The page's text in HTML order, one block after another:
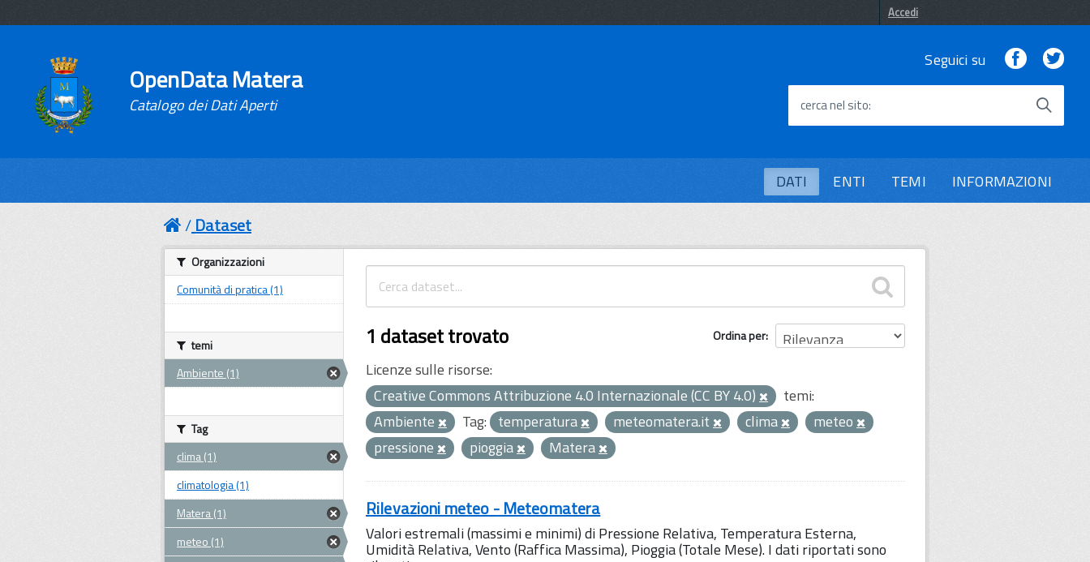
Accedi
OpenData Matera
Catalogo dei Dati Aperti
Seguici su Facebook
cerca nel sito
DATI ENTI TEMI INFORMAZIONI
Dataset
Ordina per
1 dataset trovato
Licenze sulle risorse:
Creative Commons Attribuzione 4.0 Internazionale (CC BY 4.0)
temi:
Ambiente
Tag: temperatura meteomatera.it clima
meteo
pressione
pioggia Matera
Rilevazioni meteo - Meteomatera
Valori estremali (massimi e minimi) di Pressione Relativa, Temperatura Esterna,
Umidità Relativa, Vento (Raffica Massima), Pioggia (Totale Mese). I dati riportati sono
Organizzazioni
Comunità di pratica (1)
temi
Ambiente (1)
Tag
clima (1)
climatologia (1)
Matera (1)
meteo (1)